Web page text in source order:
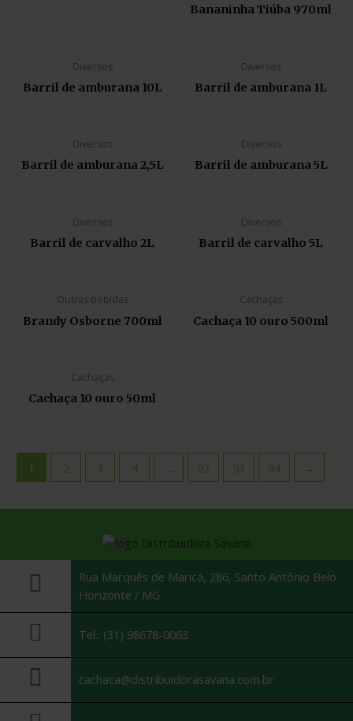
Bananinha Tiúba 970ml
Diversos
Barril de amburana 10L
Diversos
Barril de amburana 1L
Diversos
Barril de amburana 2,5L
Diversos
Barril de amburana 5L
Diversos
Barril de carvalho 2L
Diversos
Barril de carvalho 5L
Outras bebidas
Brandy Osborne 700ml
Cachaças
Cachaça 10 ouro 500ml
Cachaças
Cachaça 10 ouro 50ml
1 2 3 4 … 92 93 94 →
Rua Marquês de Maricá, 286, Santo Antônio Belo
Horizonte / MG
Tel.: (31) 98678-0063
cachaca@distribuidorasavana.com.br